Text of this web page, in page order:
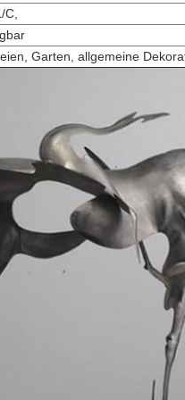
C,
Garten, allgemeine